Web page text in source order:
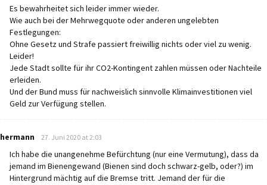
Es bewahrheitet sich leider immer wieder.
Wie auch bei der Mehrwegquote oder anderen ungelebten
Festlegungen:
Ohne Gesetz und Strafe passiert freiwillig nichts oder viel zu wenig.
Leider!
Jede Stadt sollte für ihr CO2-Kontingent zahlen müssen oder Nachteile
erleiden.
Und der Bund muss für nachweislich sinnvolle Klimainvestitionen viel
Geld zur Verfügung stellen.
hermann says:
27. Juni 2020 at 2:03
Ich habe die unangenehme Befürchtung (nur eine Vermutung), dass da
jemand im Bienengewand (Bienen sind doch schwarz-gelb, oder?) im
Hintergrund mächtig auf die Bremse tritt. Jemand der für die